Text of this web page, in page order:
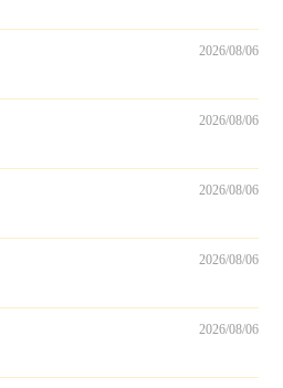
2026/08/06
2026/08/06
2026/08/06
2026/08/06
2026/08/06